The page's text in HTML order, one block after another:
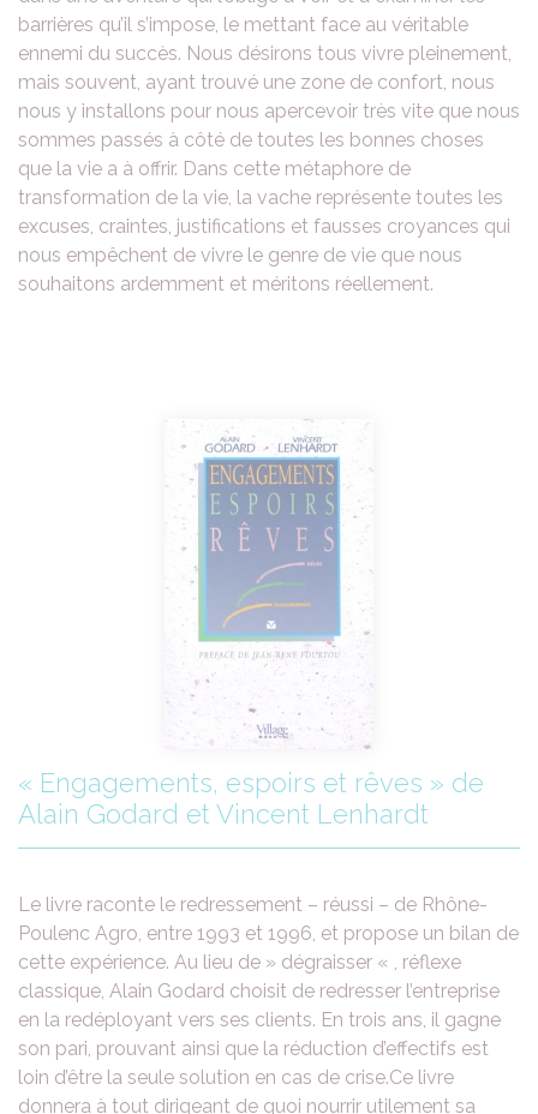
barrières qu’il s’impose, le mettant face au véritable
ennemi du succès. Nous désirons tous vivre pleinement,
mais souvent, ayant trouvé une zone de confort, nous
nous y installons pour nous apercevoir très vite que nous
sommes passés à côté de toutes les bonnes choses
que la vie a à offrir. Dans cette métaphore de
transformation de la vie, la vache représente toutes les
excuses, craintes, justifications et fausses croyances qui
nous empêchent de vivre le genre de vie que nous
souhaitons ardemment et méritons réellement.
« Engagements, espoirs et rêves » de
Alain Godard et Vincent Lenhardt
Le livre raconte le redressement – réussi – de Rhône-
Poulenc Agro, entre 1993 et 1996, et propose un bilan de
cette expérience. Au lieu de » dégraisser « , réflexe
classique, Alain Godard choisit de redresser l’entreprise
en la redéployant vers ses clients. En trois ans, il gagne
son pari, prouvant ainsi que la réduction d’effectifs est
loin d’être la seule solution en cas de crise.Ce livre
donnera à tout dirigeant de quoi nourrir utilement sa